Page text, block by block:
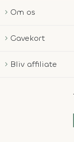
Om os
Gavekort
Bliv affiliate